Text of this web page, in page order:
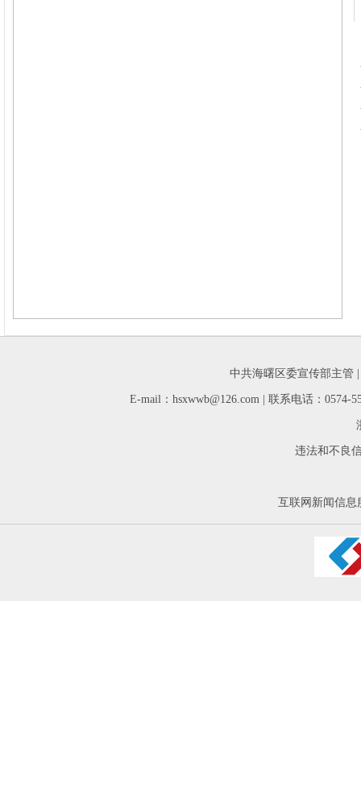
中共海曙区委宣传部主管
E-mail：hsxwwb@126.com | 联系电话：
违法和不良
互联网新闻信息